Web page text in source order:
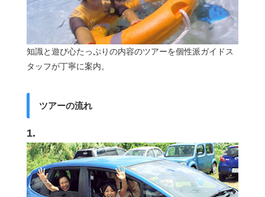
知識と遊び心たっぷりの内容のツアーを個性派ガイドス
タッフが丁寧に案内。
ツアーの流れ
1.